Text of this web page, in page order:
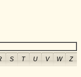
S T U V W
Z